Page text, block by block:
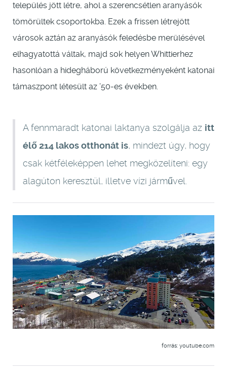
település jött létre, ahol a szerencsétlen aranyásók
tömörültek csoportokba. Ezek a frissen létrejött
városok aztán az aranyásók feledésbe merülésével
elhagyatottá váltak, majd sok helyen Whittierhez
hasonlóan a hidegháború következményeként katonai
támaszpont létesült az ’50-es években.
A fennmaradt katonai laktanya szolgálja az itt
élő 214 lakos otthonát is, mindezt úgy, hogy
csak kétféleképpen lehet megközelíteni: egy
alagúton keresztül, illetve vízi járművel.
forrás: youtube.com